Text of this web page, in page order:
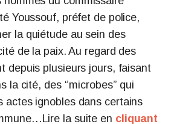
Youssouf, préfet de police,
la quiétude au sein des
de la paix. Au regard des
depuis plusieurs jours, faisant
cité, des ‘’microbes’’ qui
actes ignobles dans certains
la suite en cliquant